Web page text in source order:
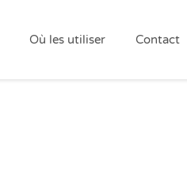
Où les utiliser Contact